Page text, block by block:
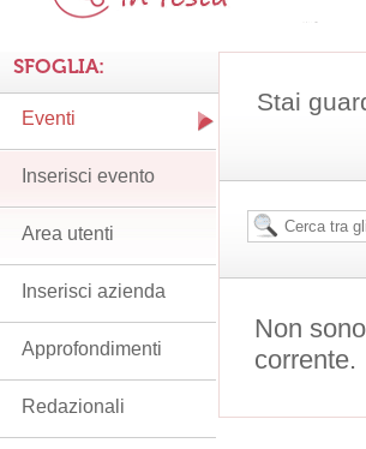
Stai
Non
corrente.
SFOGLIA:
Eventi
Inserisci evento
Area utenti
Inserisci azienda
Approfondimenti
Redazionali